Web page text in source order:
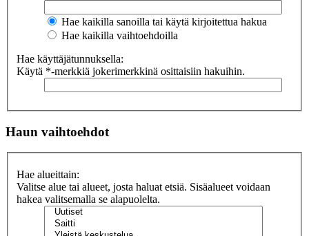
Hae kaikilla sanoilla tai käytä kirjoitettua hakua
Hae kaikilla vaihtoehdoilla
Hae käyttäjätunnuksella:
Käytä *-merkkiä jokerimerkkinä osittaisiin hakuihin.
Haun vaihtoehdot
Hae alueittain:
Valitse alue tai alueet, josta haluat etsiä. Sisäalueet voidaan
hakea valitsemalla se alapuolelta.